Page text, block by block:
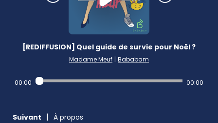
[REDIFFUSION] Quel guide de survie pour Noël ?
Madame Meuf | Bababam
00:00 00:00
Suivant | À propos